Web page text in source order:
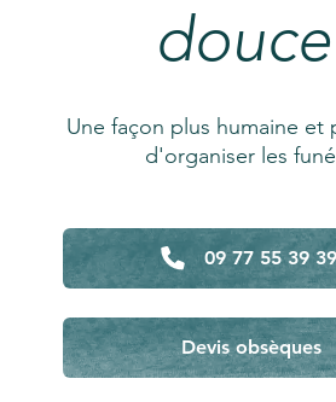
Une façon plus humaine et
d'organiser les
09 77 55 39
Devis obsèques